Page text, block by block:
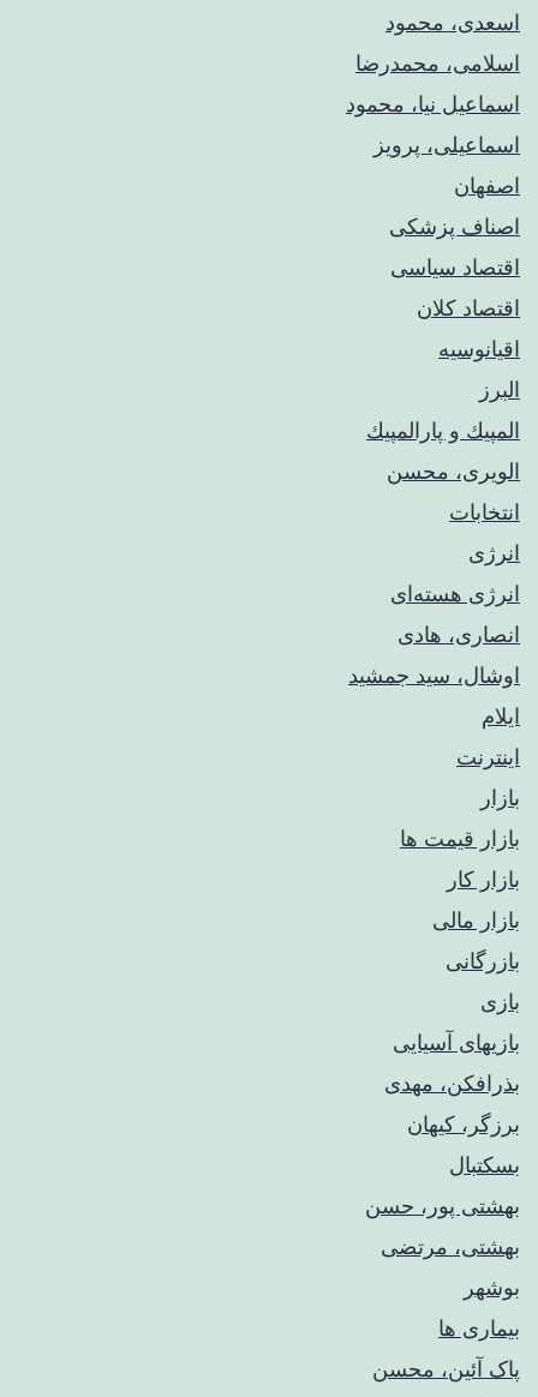
اسعدی، محمود
اسلامی، محمدرضا
اسماعیل نیا، محمود
اسماعیلی، پرویز
اصفهان
اصناف پزشکی
اقتصاد سیاسی
اقتصاد کلان
اقیانوسیه
البرز
المپيك و پارالمپيك
الویری، محسن
انتخابات
انرژی
انرژی هسته‌ای
انصاری، هادی
اوشال، سید جمشید
ایلام
اینترنت
بازار
بازار قیمت ها
بازار کار
بازار مالی
بازرگانی
بازی
بازیهای آسیایی
بذرافکن، مهدی
برزگر، کیهان
بسکتبال
بهشتی پور، حسن
بهشتی، مرتضی
بوشهر
بیماری ها
پاک آئین، محسن